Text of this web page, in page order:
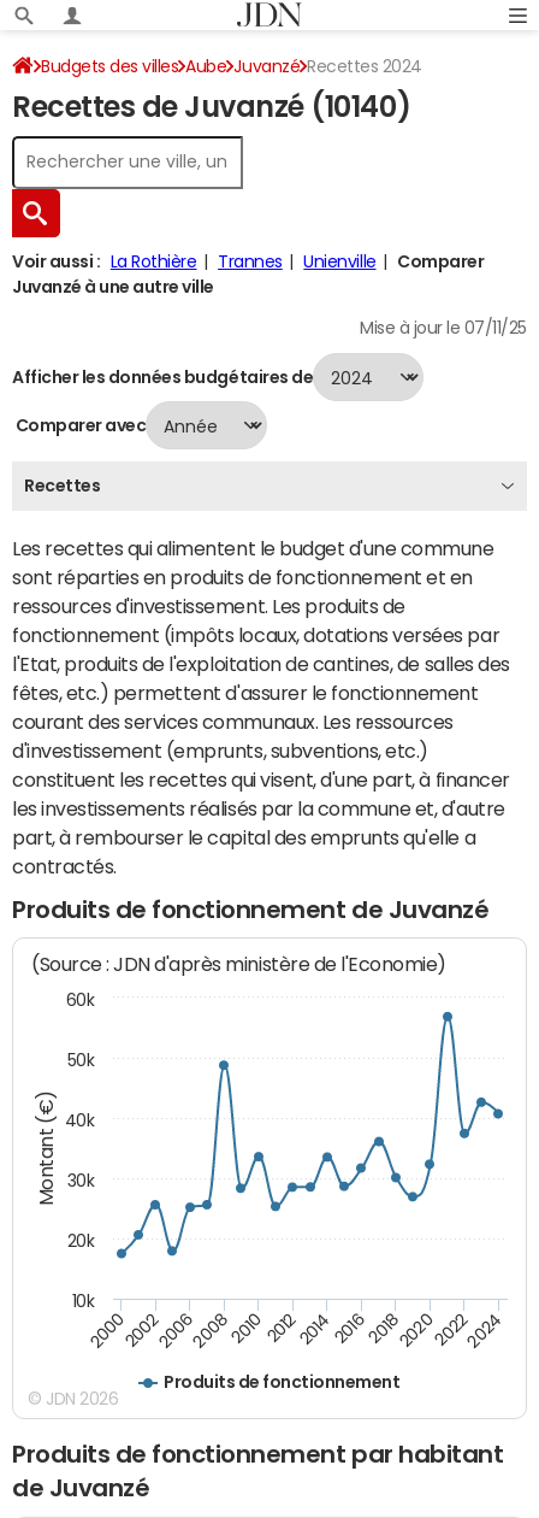
Budgets des villes Aube Juvanzé Recettes 2024
Recettes de Juvanzé (10140)
Voir aussi : La Rothière Trannes Unienville
Comparer
Juvanzé à une autre ville
Mise à jour le 07/11/25
Afficher les données budgétaires de
Comparer avec
Recettes
Les recettes qui alimentent le budget d'une commune
sont réparties en produits de fonctionnement et en
ressources d'investissement. Les produits de
fonctionnement (impôts locaux, dotations versées par
l'Etat, produits de l'exploitation de cantines, de salles des
fêtes, etc.) permettent d'assurer le fonctionnement
courant des services communaux. Les ressources
d'investissement (emprunts, subventions, etc.)
constituent les recettes qui visent, d'une part, à financer
les investissements réalisés par la commune et, d'autre
part, à rembourser le capital des emprunts qu'elle a
contractés.
Produits de fonctionnement de Juvanzé
Montant (€)
(Source : JDN d'après ministère de l'Economie)
Produits de fonctionnement
20002002200620082010 2012201420162018202020222024
10k
20k
30k
40k
50k
60k
© JDN 2026
Produits de fonctionnement par habitant
de Juvanzé